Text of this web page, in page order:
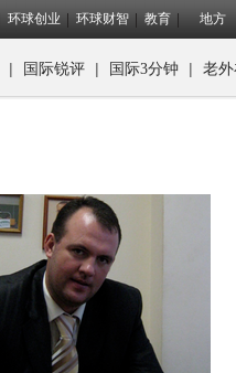
环球创业 环球财智 教育 地方
| 国际锐评 | 国际3分钟 | 老外